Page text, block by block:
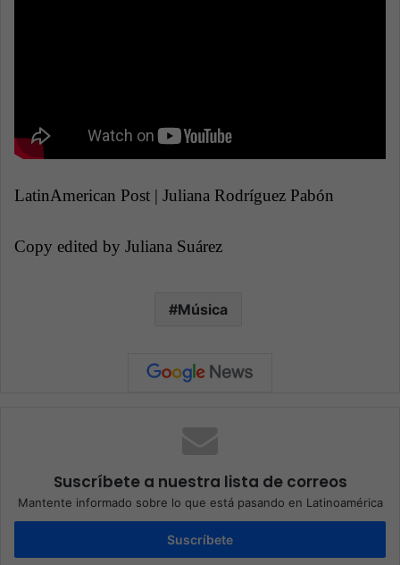
LatinAmerican Post | Juliana Rodríguez Pabón
Copy edited by Juliana Suárez
Música
Suscríbete a nuestra lista de correos
Mantente informado sobre lo que está pasando en Latinoamérica
Suscríbete